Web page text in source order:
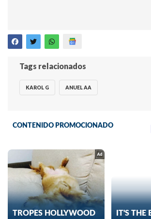
Tags relacionados
KAROL G ANUEL AA